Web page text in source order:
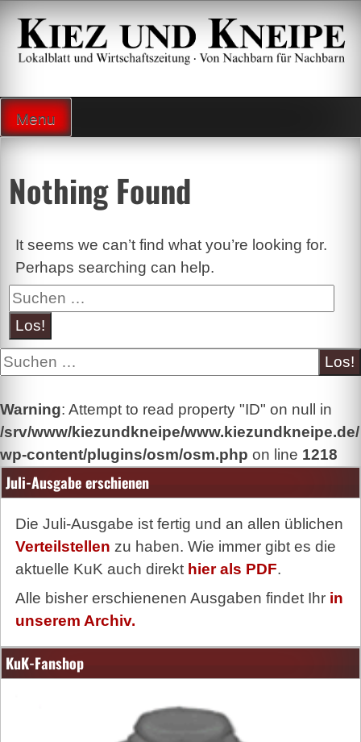
Zum
Inhalt
springen
Menu
Nothing Found
It seems we can’t find what you’re looking for.
Perhaps searching can help.
Suche
Suche
Warning: Attempt to read property "ID" on null in
/srv/www/kiezundkneipe/www.kiezundkneipe.de/
wp-content/plugins/osm/osm.php on line 1218
Juli-Ausgabe erschienen
Die Juli-Ausgabe ist fertig und an allen üblichen
Verteilstellen zu haben. Wie immer gibt es die
aktuelle KuK auch direkt hier als PDF.
Alle bisher erschienenen Ausgaben findet Ihr in
unserem Archiv.
KuK-Fanshop